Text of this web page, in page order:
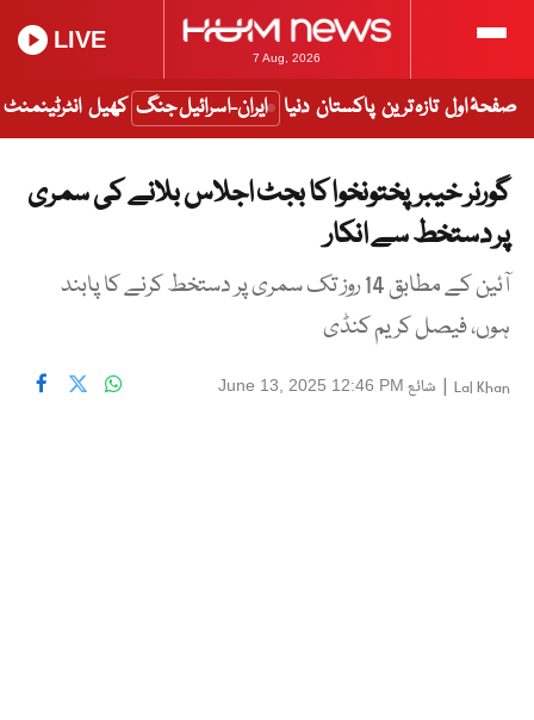
7 Aug, 2026
LIVE
صفحۂ اول تازہ ترین پاکستان دنیا ایران-اسرائیل جنگ کھیل انٹرٹینمنٹ
گورنر خیبرپختونخوا کا بجٹ اجلاس بلانے کی سمری
پر دستخط سے انکار
آئین کے مطابق 14 روز تک سمری پر دستخط کرنے کا پابند
ہوں، فیصل کریم کنڈی
Lal Khan
| شائع June 13, 2025 12:46 PM